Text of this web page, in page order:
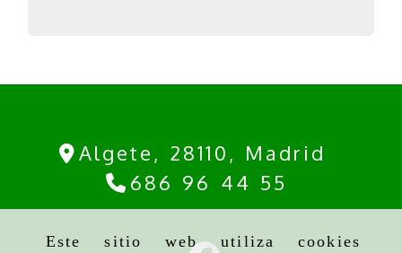
Este sitio web utiliza cookies
Algete, 28110, Madrid
686 96 44 55